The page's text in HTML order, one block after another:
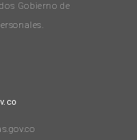
Gobierno de
.